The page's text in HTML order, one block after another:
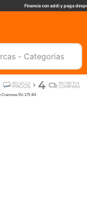
Financia con addi y paga
AYUDAMOS, ESCRIBENOS. 📲
Cremona SV-175 4/4